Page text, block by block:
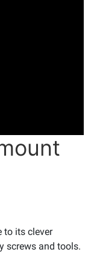
to its clever
screws and tools.